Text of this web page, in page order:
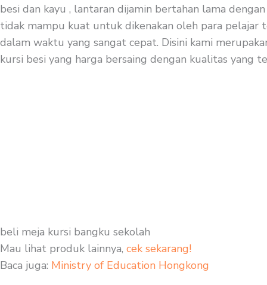
besi dan kayu , lantaran dijamin bertahan lama
tidak mampu kuat untuk dikenakan oleh para pelajar
dalam waktu yang sangat cepat. Disini kami
kursi besi yang harga bersaing dengan kualitas yang
beli meja kursi bangku sekolah
Mau lihat produk lainnya, cek sekarang!
Baca juga: Ministry of Education Hongkong